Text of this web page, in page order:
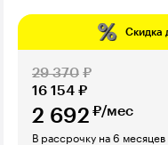
Скидка
29 370 ₽
16 154 ₽
2 692 ₽/мес
В рассрочку на 6 месяцев